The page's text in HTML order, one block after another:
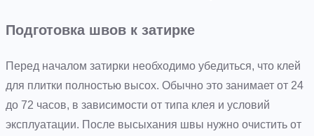
Подготовка швов к затирке
Перед началом затирки необходимо убедиться, что клей
для плитки полностью высох. Обычно это занимает от 24
до 72 часов, в зависимости от типа клея и условий
эксплуатации. После высыхания швы нужно очистить от